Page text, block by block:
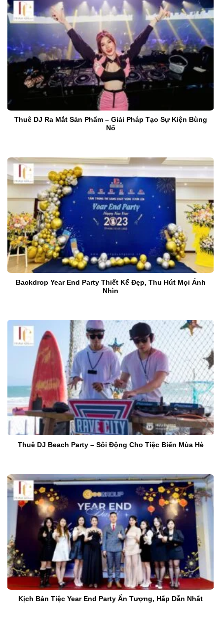
Thuê DJ Ra Mắt Sản Phẩm – Giải Pháp Tạo Sự Kiện Bùng
Nổ
Backdrop Year End Party Thiết Kế Đẹp, Thu Hút Mọi Ánh
Nhìn
Thuê DJ Beach Party – Sôi Động Cho Tiệc Biển Mùa Hè
Kịch Bản Tiệc Year End Party Ấn Tượng, Hấp Dẫn Nhất